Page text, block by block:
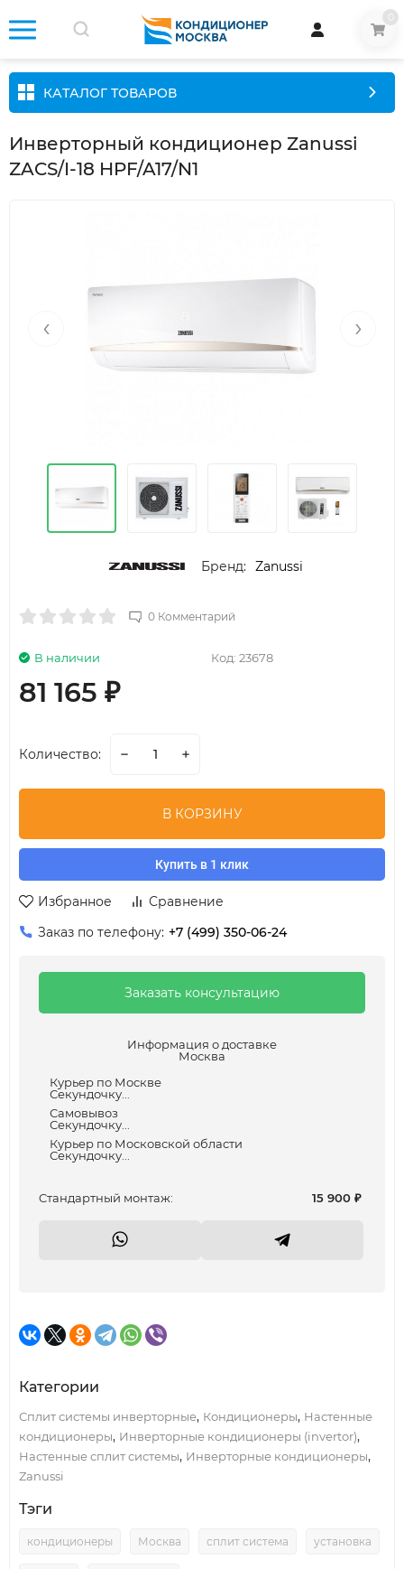
КАТАЛОГ ТОВАРОВ
Инверторный кондиционер Zanussi
ZACS/I-18 HPF/A17/N1
‹ ›
Бренд: Zanussi
0 Комментарий
Код: 23678
В наличии
81 165 ₽
Количество:
В КОРЗИНУ
Купить в 1 клик
Избранное
Сравнение
Заказ по телефону: +7 (499) 350-06-24
Заказать консультацию
Информация о доставке
Москва
Курьер по Москве
Секундочку...
Самовывоз
Секундочку...
Курьер по Московской области
Секундочку...
Cтандартный монтаж: 15 900 ₽
Категории
Сплит системы инверторные, Кондиционеры, Настенные
кондиционеры, Инверторные кондиционеры (invertor),
Настенные сплит системы, Инверторные кондиционеры,
Zanussi
Тэги
кондиционеры Москва сплит система установка